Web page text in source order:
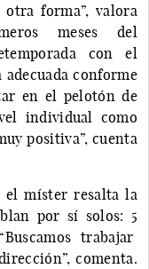
forma”, valora
meses del
con el
conforme
en el pelotón de
individual como
positiva”, cuenta
el míster resalta la
por sí solos: 5
trabajar
comenta.